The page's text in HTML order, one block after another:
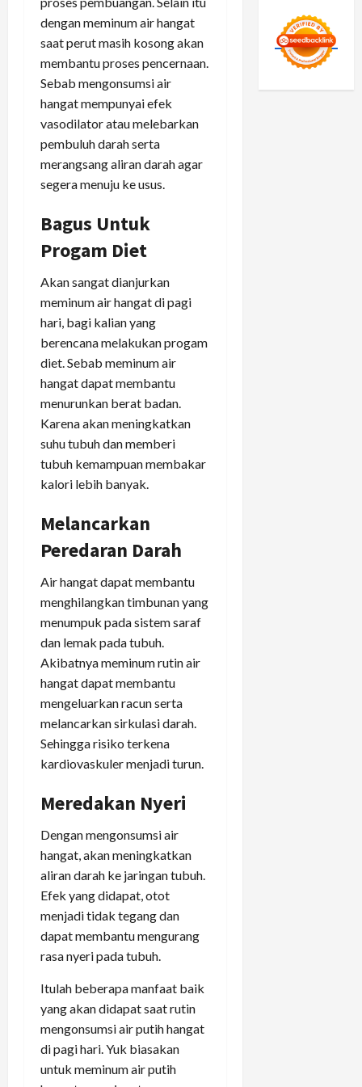
dengan meminum air hangat
saat perut masih kosong akan
membantu proses pencernaan.
Sebab mengonsumsi air
hangat mempunyai efek
vasodilator atau melebarkan
pembuluh darah serta
merangsang aliran darah agar
segera menuju ke usus.
Bagus Untuk
Progam Diet
Akan sangat dianjurkan
meminum air hangat di pagi
hari, bagi kalian yang
berencana melakukan progam
diet. Sebab meminum air
hangat dapat membantu
menurunkan berat badan.
Karena akan meningkatkan
suhu tubuh dan memberi
tubuh kemampuan membakar
kalori lebih banyak.
Melancarkan
Peredaran Darah
Air hangat dapat membantu
menghilangkan timbunan yang
menumpuk pada sistem saraf
dan lemak pada tubuh.
Akibatnya meminum rutin air
hangat dapat membantu
mengeluarkan racun serta
melancarkan sirkulasi darah.
Sehingga risiko terkena
kardiovaskuler menjadi turun.
Meredakan Nyeri
Dengan mengonsumsi air
hangat, akan meningkatkan
aliran darah ke jaringan tubuh.
Efek yang didapat, otot
menjadi tidak tegang dan
dapat membantu mengurang
rasa nyeri pada tubuh.
Itulah beberapa manfaat baik
yang akan didapat saat rutin
mengonsumsi air putih hangat
di pagi hari. Yuk biasakan
untuk meminum air putih